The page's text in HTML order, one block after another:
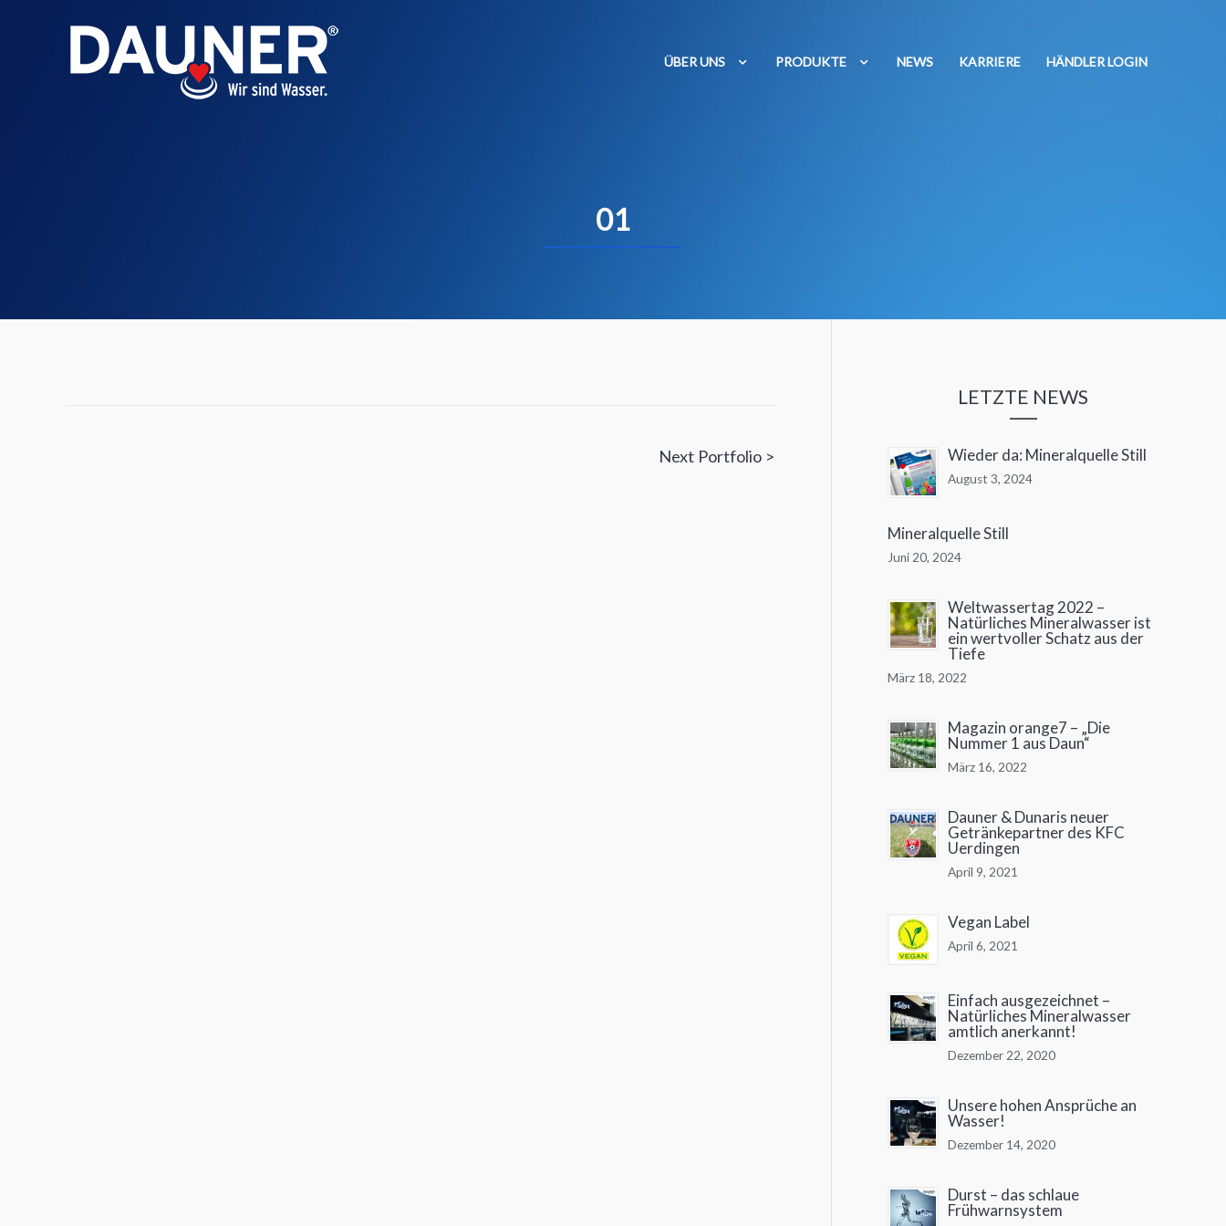
ÜBER UNS PRODUKTE NEWS KARRIERE HÄNDLER LOGIN
01
Next Portfolio >
LETZTE NEWS
Wieder da: Mineralquelle Still
August 3, 2024
Mineralquelle Still
Juni 20, 2024
Weltwassertag 2022 –
Natürliches Mineralwasser ist
ein wertvoller Schatz aus der
Tiefe
März 18, 2022
Magazin orange7 – „Die
Nummer 1 aus Daun“
März 16, 2022
Dauner & Dunaris neuer
Getränkepartner des KFC
Uerdingen
April 9, 2021
Vegan Label
April 6, 2021
Einfach ausgezeichnet –
Natürliches Mineralwasser
amtlich anerkannt!
Dezember 22, 2020
Unsere hohen Ansprüche an
Wasser!
Dezember 14, 2020
Durst – das schlaue
Frühwarnsystem